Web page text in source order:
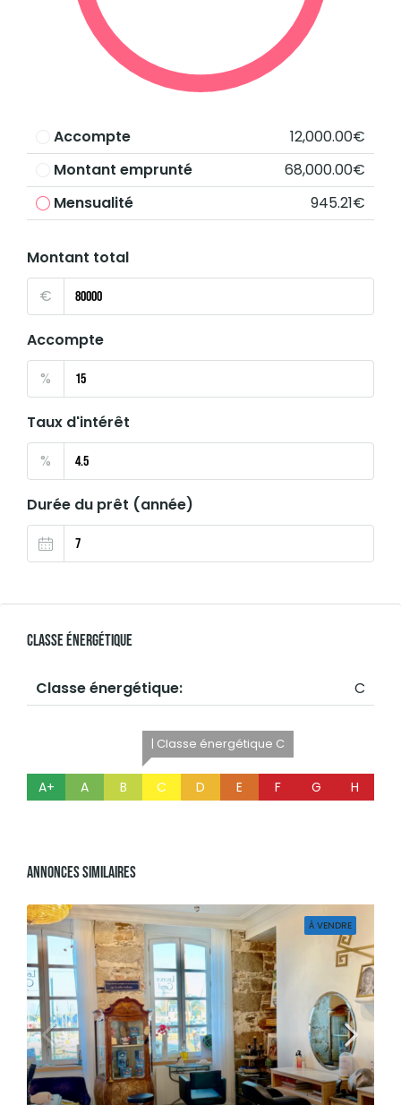
Accompte
12,000.00€
Montant emprunté
68,000.00€
Mensualité
945.21€
Montant total
€
Accompte
%
Taux d'intérêt
%
Durée du prêt (année)
Classe Énergétique
Classe énergétique: C
A+ A B
| Classe énergétique C
C D E F G H
Annonces Similaires
À VENDRE